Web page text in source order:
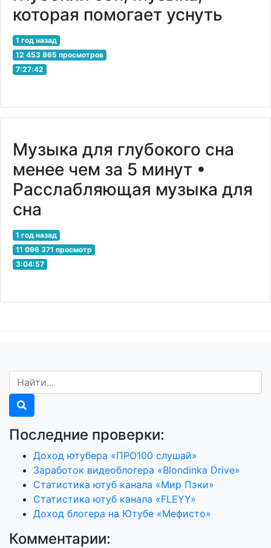
которая помогает уснуть
1 год назад
12 453 865 просмотров
7:27:42
Музыка для глубокого сна
менее чем за 5 минут •
Расслабляющая музыка для
сна
1 год назад
11 096 371 просмотр
3:04:57
Последние проверки:
Доход ютубера «ПРО100 слушай»
Заработок видеоблогера «Blondinka Drive»
Статистика ютуб канала «Мир Пэки»
Статистика ютуб канала «FLEYY»
Доход блогера на Ютубе «Мефисто»
Комментарии: